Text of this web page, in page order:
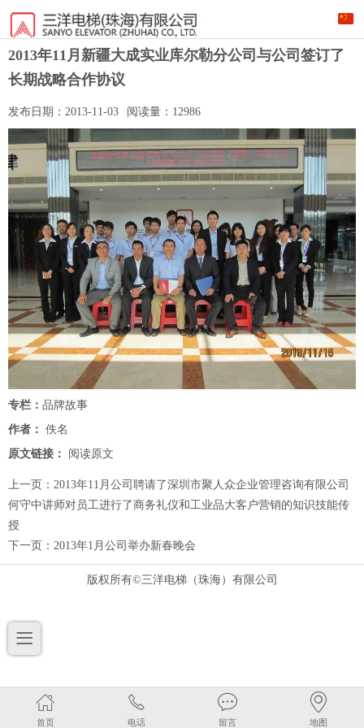
2013年11月新疆大成实业库尔勒分公司与公司签订了
长期战略合作协议
发布日期： 2013-11-03 阅读量： 12986
专栏： 品牌故事
作者： 佚名
原文链接：
阅读原文
上一页： 2013年11月公司聘请了深圳市聚人众企业管理咨询有限公司
何守中讲师对员工进行了商务礼仪和工业品大客户营销的知识技能传
授
下一页： 2013年1月公司举办新春晚会
版权所有©三洋电梯（珠海）有限公司
首页 电话 留言 地图